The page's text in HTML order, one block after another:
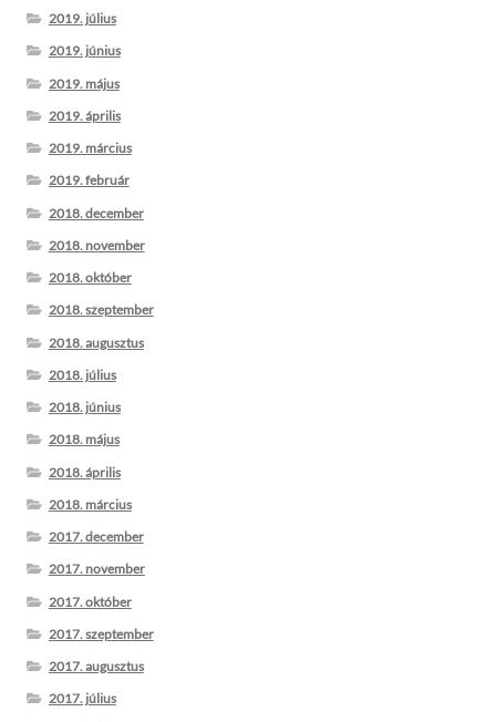
2019. július
2019. június
2019. május
2019. április
2019. március
2019. február
2018. december
2018. november
2018. október
2018. szeptember
2018. augusztus
2018. július
2018. június
2018. május
2018. április
2018. március
2017. december
2017. november
2017. október
2017. szeptember
2017. augusztus
2017. július